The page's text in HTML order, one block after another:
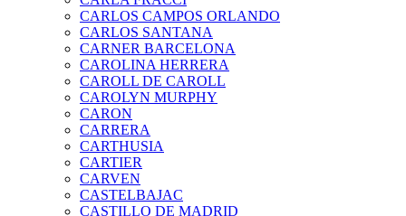
CARLOS CAMPOS ORLANDO
CARLOS SANTANA
CARNER BARCELONA
CAROLINA HERRERA
CAROLL DE CAROLL
CAROLYN MURPHY
CARON
CARRERA
CARTHUSIA
CARTIER
CARVEN
CASTELBAJAC
CASTILLO DE MADRID